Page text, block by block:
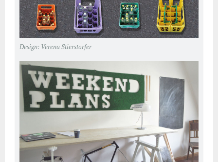
Design: Verena Stierstorfer